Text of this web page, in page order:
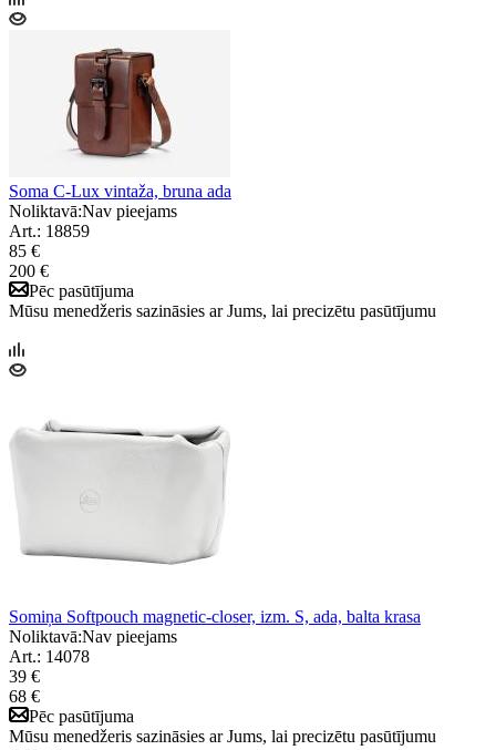
Soma C-Lux vintaža, bruna ada
Noliktavā:Nav pieejams
Art.: 18859
85 €
200 €
Pēc pasūtījuma
Mūsu menedžeris sazināsies ar Jums, lai precizētu pasūtījumu
Somiņa Softpouch magnetic-closer, izm. S, ada, balta krasa
Noliktavā:Nav pieejams
Art.: 14078
39 €
68 €
Pēc pasūtījuma
Mūsu menedžeris sazināsies ar Jums, lai precizētu pasūtījumu